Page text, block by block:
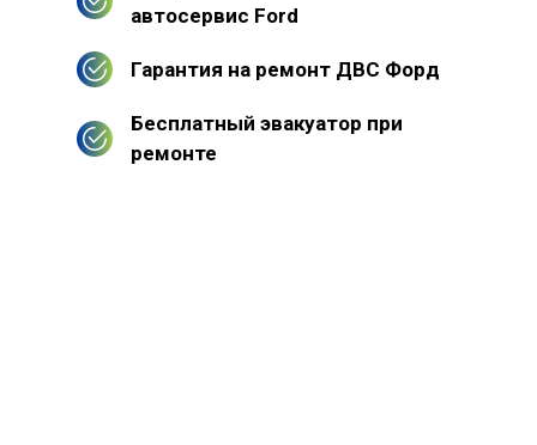
автосервис Ford
Гарантия на ремонт ДВС Форд
Бесплатный эвакуатор при
ремонте